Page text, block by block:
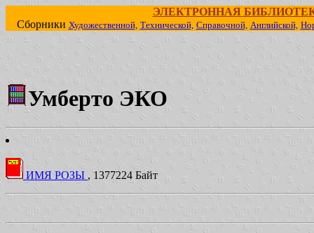
ЭЛЕКТРОННАЯ
Сборники Художественной, Технической, Справочной, Английской,
Умберто ЭКО
ИМЯ РОЗЫ , 1377224 Байт